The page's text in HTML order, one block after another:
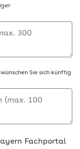
Sie sich künftig
Fachportal